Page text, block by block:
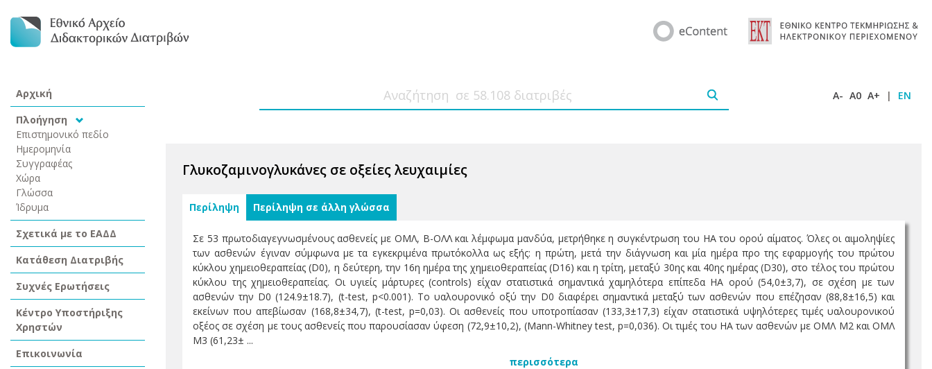
Αρχική
Πλοήγηση
Επιστημονικό πεδίο
Ημερομηνία
Συγγραφέας
Χώρα
Γλώσσα
Ίδρυμα
Σχετικά με το ΕΑΔΔ
Κατάθεση Διατριβής
Συχνές Ερωτήσεις
Κέντρο Υποστήριξης
Χρηστών
Επικοινωνία
A- A0 A+ | EN
Γλυκοζαμινογλυκάνες σε οξείες λευχαιμίες
Περίληψη Περίληψη σε άλλη γλώσσα
Σε 53 πρωτοδιαγεγνωσμένους ασθενείς με ΟΜΛ, Β-ΟΛΛ και λέμφωμα μανδύα, μετρήθηκε η συγκέντρωση του ΗΑ του ορού αίματος. Όλες οι αιμοληψίες
των ασθενών έγιναν σύμφωνα με τα εγκεκριμένα πρωτόκολλα ως εξής: η πρώτη, μετά την διάγνωση και μία ημέρα προ της εφαρμογής του πρώτου
κύκλου χημειοθεραπείας (D0), η δεύτερη, την 16η ημέρα της χημειοθεραπείας (D16) και η τρίτη, μεταξύ 30ης και 40ης ημέρας (D30), στο τέλος του πρώτου
κύκλου της χημειοθεραπείας. Οι υγιείς μάρτυρες (controls) είχαν στατιστικά σημαντικά χαμηλότερα επίπεδα ΗΑ ορού (54,0±3,7), σε σχέση με των
ασθενών την D0 (124.9±18.7), (t-test, p<0.001). Tο υαλουρονικό οξύ την D0 διαφέρει σημαντικά μεταξύ των ασθενών που επέζησαν (88,8±16,5) και
εκείνων που απεβίωσαν (168,8±34,7), (t-test, p=0,03). Oι ασθενείς που υποτροπίασαν (133,3±17,3) είχαν στατιστικά υψηλότερες τιμές υαλουρονικού
οξέος σε σχέση με τους ασθενείς που παρουσίασαν ύφεση (72,9±10,2), (Μann-Whitney test, p=0,036). Oι τιμές του ΗΑ των ασθενών με ΟΜΛ Μ2 και ΟΜΛ
Μ3 (61,23± ...
περισσότερα